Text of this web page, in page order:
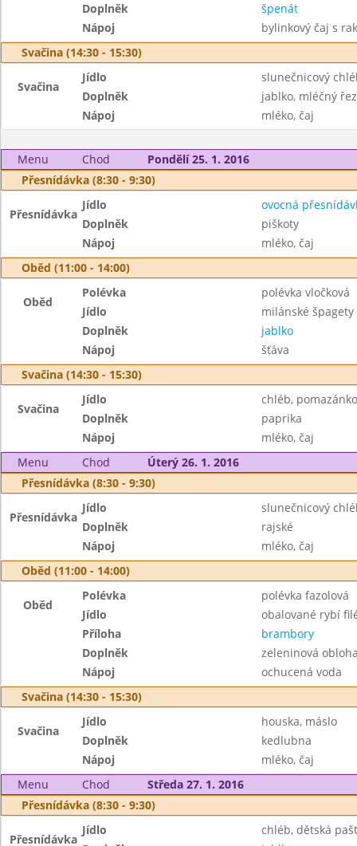
Doplněk
špenát
Nápoj
bylinkový čaj s
Svačina (14:30 - 15:30)
Svačina
Jídlo
slunečnicový
Doplněk
jablko, mléčný řez
Nápoj
mléko, čaj
Menu Chod
Pondělí 25. 1. 2016
Přesnídávka (8:30 - 9:30)
Přesnídávka
Jídlo
ovocná
Doplněk
piškoty
Nápoj
mléko, čaj
Oběd (11:00 - 14:00)
Oběd
Polévka
polévka vločková
Jídlo
milánské špagety
Doplněk
jablko
Nápoj
šťáva
Svačina (14:30 - 15:30)
Svačina
Jídlo
chléb,
Doplněk
paprika
Nápoj
mléko, čaj
Menu
Chod
Úterý 26. 1. 2016
Přesnídávka (8:30 - 9:30)
Přesnídávka
Jídlo
slunečnicový
Doplněk
rajské
Nápoj
mléko, čaj
Oběd (11:00 - 14:00)
Oběd
Polévka
polévka fazolová
Jídlo
obalované rybí
Příloha
brambory
Doplněk
zeleninová
Nápoj
ochucená voda
Svačina (14:30 - 15:30)
Svačina
Jídlo
houska, máslo
Doplněk
kedlubna
Nápoj
mléko, čaj
Menu
Chod
Středa 27. 1. 2016
Přesnídávka (8:30 - 9:30)
Přesnídávka
Jídlo
chléb, dětská